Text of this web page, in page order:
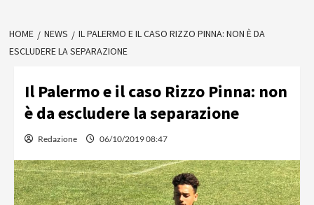
HOME NEWS
IL PALERMO E IL CASO RIZZO PINNA: NON È DA
ESCLUDERE LA SEPARAZIONE
Il Palermo e il caso Rizzo Pinna: non
è da escludere la separazione
Redazione 06/10/2019 08:47